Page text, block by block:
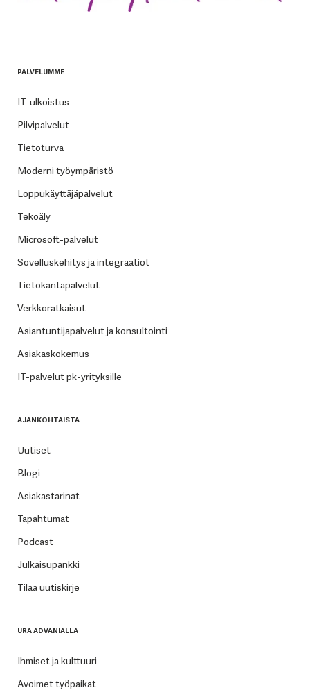
PALVELUMME
IT-ulkoistus
Pilvipalvelut
Tietoturva
Moderni työympäristö
Loppukäyttäjäpalvelut
Tekoäly
Microsoft-palvelut
Sovelluskehitys ja integraatiot
Tietokantapalvelut
Verkkoratkaisut
Asiantuntijapalvelut ja konsultointi
Asiakaskokemus
IT-palvelut pk-yrityksille
AJANKOHTAISTA
Uutiset
Blogi
Asiakastarinat
Tapahtumat
Podcast
Julkaisupankki
Tilaa uutiskirje
URA ADVANIALLA
Ihmiset ja kulttuuri
Avoimet työpaikat